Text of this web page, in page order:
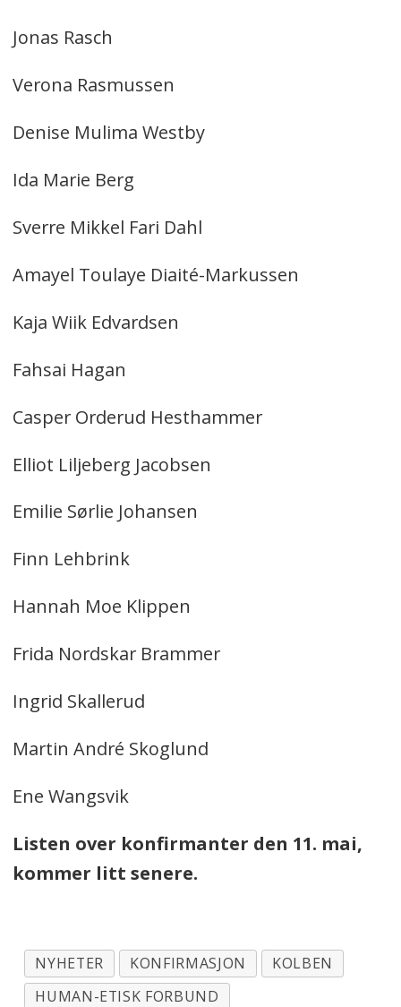
Jonas Rasch
Verona Rasmussen
Denise Mulima Westby
Ida Marie Berg
Sverre Mikkel Fari Dahl
Amayel Toulaye Diaité-Markussen
Kaja Wiik Edvardsen
Fahsai Hagan
Casper Orderud Hesthammer
Elliot Liljeberg Jacobsen
Emilie Sørlie Johansen
Finn Lehbrink
Hannah Moe Klippen
Frida Nordskar Brammer
Ingrid Skallerud
Martin André Skoglund
Ene Wangsvik
Listen over konfirmanter den 11. mai,
kommer litt senere.
NYHETER KONFIRMASJON
KOLBEN
HUMAN-ETISK FORBUND